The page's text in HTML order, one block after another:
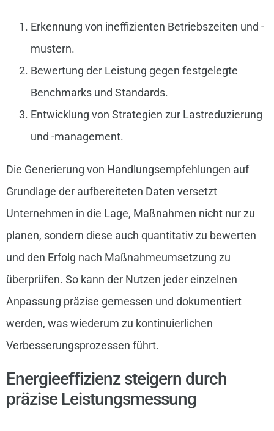
Erkennung von ineffizienten Betriebszeiten und -
mustern.
Bewertung der Leistung gegen festgelegte
Benchmarks und Standards.
Entwicklung von Strategien zur Lastreduzierung
und -management.
Die Generierung von Handlungsempfehlungen auf
Grundlage der aufbereiteten Daten versetzt
Unternehmen in die Lage, Maßnahmen nicht nur zu
planen, sondern diese auch quantitativ zu bewerten
und den Erfolg nach Maßnahmeumsetzung zu
überprüfen. So kann der Nutzen jeder einzelnen
Anpassung präzise gemessen und dokumentiert
werden, was wiederum zu kontinuierlichen
Verbesserungsprozessen führt.
Energieeffizienz steigern durch
präzise Leistungsmessung